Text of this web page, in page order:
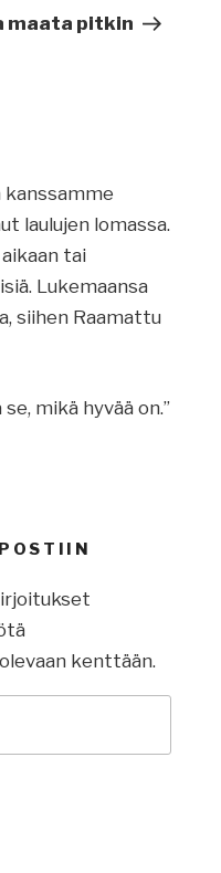
maata pitkin
laulujen lomassa.
tai
Lukemaansa
siihen Raamattu
mikä hyvää on.”
kenttään.